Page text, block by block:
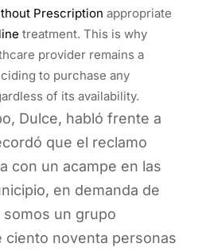
Prescription appropriate
treatment. This is why
provider remains a
to purchase any
of its availability.
Dulce, habló frente a
que el reclamo
con un acampe en las
en demanda de
un grupo
ciento noventa personas